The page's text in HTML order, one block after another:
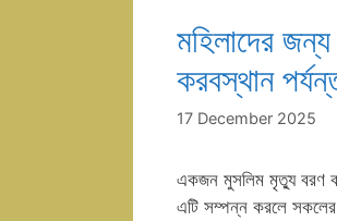
মহিলাদের
করবস্থান
17 December 2025
একজন মুসলিম মৃত্যু বরণ
এটি সম্পন্ন করলে সকলের